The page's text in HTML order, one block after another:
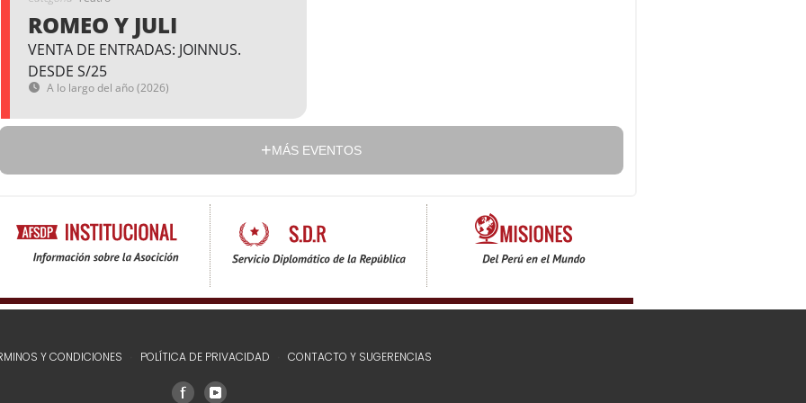
ROMEO Y JULI
VENTA DE ENTRADAS: JOINNUS.
DESDE S/25
A lo largo del año (2026)
MÁS EVENTOS
Y CONDICIONES POLÍTICA DE PRIVACIDAD CONTACTO Y SUGERENCIAS